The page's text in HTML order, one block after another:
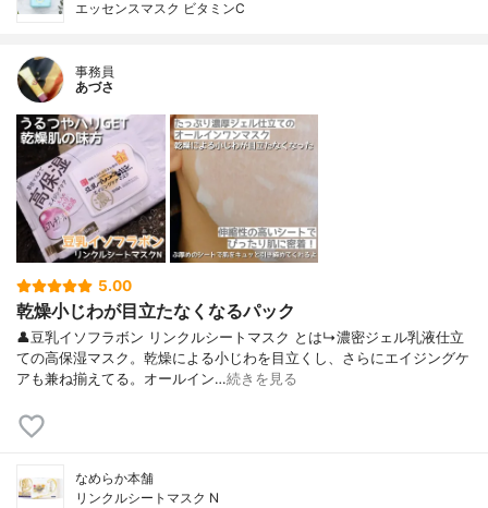
エッセンスマスク ビタミンC
事務員
あづさ
5.00
乾燥小じわが目立たなくなるパック
👤豆乳イソフラボン リンクルシートマスク とは↳濃密ジェル乳液仕立
ての高保湿マスク。乾燥による小じわを目立くし、さらにエイジングケ
アも兼ね揃えてる。オールイン…続きを見る
なめらか本舗
リンクルシートマスク N